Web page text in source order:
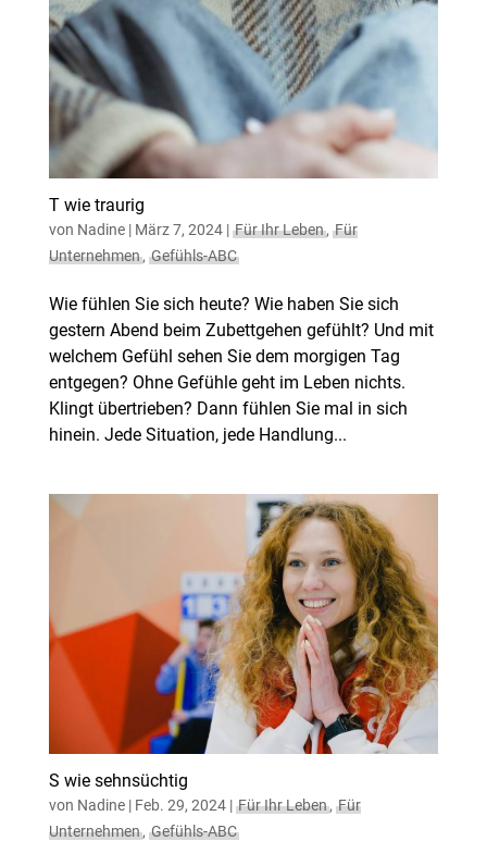
T wie traurig
von Nadine| März 7, 2024| Für Ihr Leben, Für
Unternehmen, Gefühls-ABC
Wie fühlen Sie sich heute? Wie haben Sie sich
gestern Abend beim Zubettgehen gefühlt? Und mit
welchem Gefühl sehen Sie dem morgigen Tag
entgegen? Ohne Gefühle geht im Leben nichts.
Klingt übertrieben? Dann fühlen Sie mal in sich
hinein. Jede Situation, jede Handlung...
S wie sehnsüchtig
von Nadine| Feb. 29, 2024| Für Ihr Leben, Für
Unternehmen, Gefühls-ABC